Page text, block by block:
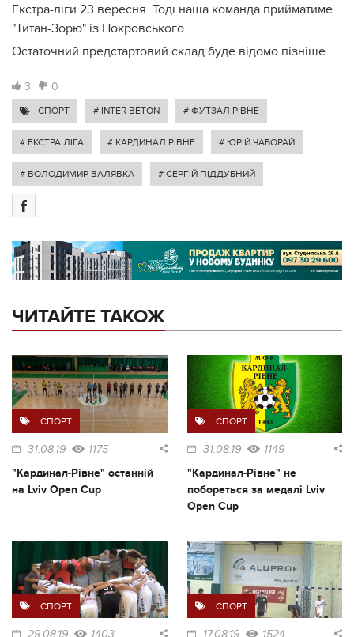
Екстра-ліги 23 вересня. Тоді наша команда прийматиме
"Титан-Зорю" із Покровського.
Остаточний предстартовий склад буде відомо пізніше.
3 0
СПОРТ # INTER BETON # ФУТЗАЛ РІВНЕ
# ЕКСТРА ЛІГА # КАРДИНАЛ РІВНЕ # ЮРІЙ ЧАБОРАЙ
# ВОЛОДИМИР ВАЛЯВКА # СЕРГІЙ ПІДДУБНИЙ
ЧИТАЙТЕ ТАКОЖ
СПОРТ
31.08.19 1175
"Кардинал-Рівне" останній
на Lviv Open Cup
СПОРТ
31.08.19 1149
"Кардинал-Рівне" не
побореться за медалі Lviv
Open Cup
СПОРТ СПОРТ